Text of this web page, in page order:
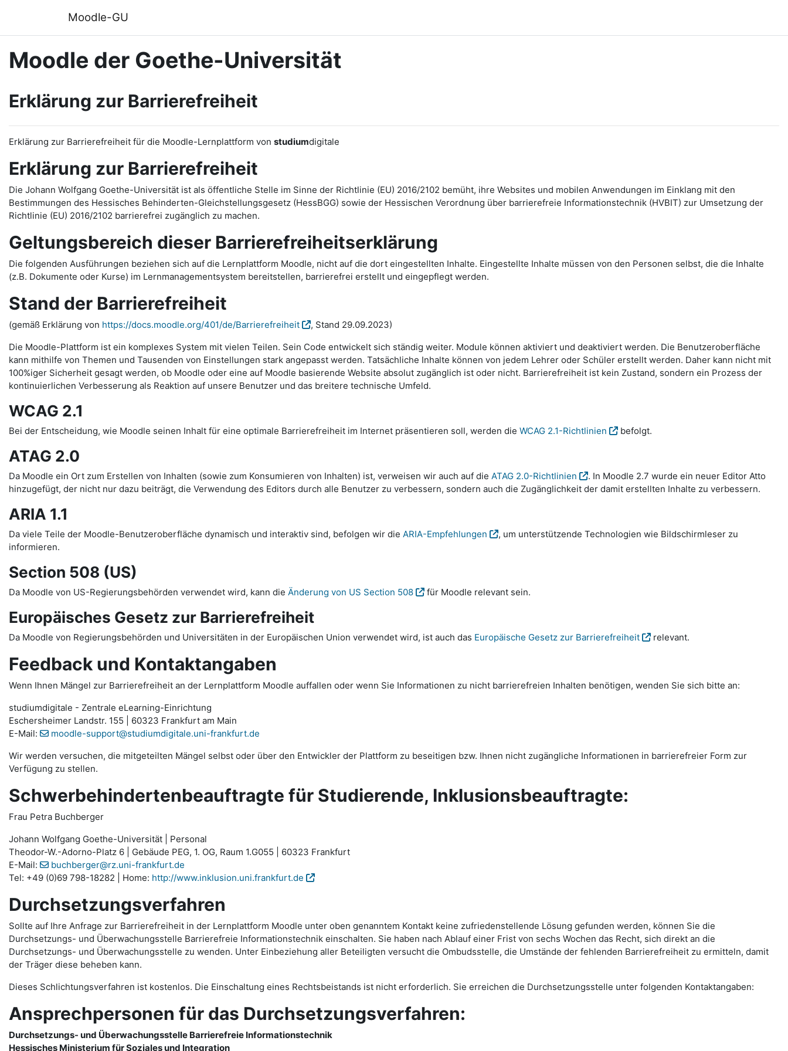
Moodle-GU
Moodle der Goethe-Universität
Erklärung zur Barrierefreiheit
Erklärung zur Barrierefreiheit für die Moodle-Lernplattform von studiumdigitale
Erklärung zur Barrierefreiheit
Die Johann Wolfgang Goethe-Universität ist als öffentliche Stelle im Sinne der Richtlinie (EU) 2016/2102 bemüht, ihre Websites und mobilen Anwendungen im Einklang mit den
Bestimmungen des Hessisches Behinderten-Gleichstellungsgesetz (HessBGG) sowie der Hessischen Verordnung über barrierefreie Informationstechnik (HVBIT) zur Umsetzung der
Richtlinie (EU) 2016/2102 barrierefrei zugänglich zu machen.
Geltungsbereich dieser Barrierefreiheitserklärung
Die folgenden Ausführungen beziehen sich auf die Lernplattform Moodle, nicht auf die dort eingestellten Inhalte. Eingestellte Inhalte müssen von den Personen selbst, die die Inhalte
(z.B. Dokumente oder Kurse) im Lernmanagementsystem bereitstellen, barrierefrei erstellt und eingepflegt werden.
Stand der Barrierefreiheit
(gemäß Erklärung von https://docs.moodle.org/401/de/Barrierefreiheit
, Stand 29.09.2023)
Die Moodle-Plattform ist ein komplexes System mit vielen Teilen. Sein Code entwickelt sich ständig weiter. Module können aktiviert und deaktiviert werden. Die Benutzeroberfläche
kann mithilfe von Themen und Tausenden von Einstellungen stark angepasst werden. Tatsächliche Inhalte können von jedem Lehrer oder Schüler erstellt werden. Daher kann nicht mit
100%iger Sicherheit gesagt werden, ob Moodle oder eine auf Moodle basierende Website absolut zugänglich ist oder nicht. Barrierefreiheit ist kein Zustand, sondern ein Prozess der
kontinuierlichen Verbesserung als Reaktion auf unsere Benutzer und das breitere technische Umfeld.
WCAG 2.1
Bei der Entscheidung, wie Moodle seinen Inhalt für eine optimale Barrierefreiheit im Internet präsentieren soll, werden die WCAG 2.1-Richtlinien befolgt.
ATAG 2.0
Da Moodle ein Ort zum Erstellen von Inhalten (sowie zum Konsumieren von Inhalten) ist, verweisen wir auch auf die ATAG 2.0-Richtlinien
. In Moodle 2.7 wurde ein neuer Editor Atto
hinzugefügt, der nicht nur dazu beiträgt, die Verwendung des Editors durch alle Benutzer zu verbessern, sondern auch die Zugänglichkeit der damit erstellten Inhalte zu verbessern.
ARIA 1.1
Da viele Teile der Moodle-Benutzeroberfläche dynamisch und interaktiv sind, befolgen wir die ARIA-Empfehlungen
, um unterstützende Technologien wie Bildschirmleser zu
informieren.
Section 508 (US)
Da Moodle von US-Regierungsbehörden verwendet wird, kann die Änderung von US Section 508 für Moodle relevant sein.
Europäisches Gesetz zur Barrierefreiheit
Da Moodle von Regierungsbehörden und Universitäten in der Europäischen Union verwendet wird, ist auch das Europäische Gesetz zur Barrierefreiheit relevant.
Feedback und Kontaktangaben
Wenn Ihnen Mängel zur Barrierefreiheit an der Lernplattform Moodle auffallen oder wenn Sie Informationen zu nicht barrierefreien Inhalten benötigen, wenden Sie sich bitte an:
studiumdigitale - Zentrale eLearning-Einrichtung
Eschersheimer Landstr. 155 | 60323 Frankfurt am Main
E-Mail:
moodle-support@studiumdigitale.uni-frankfurt.de
Wir werden versuchen, die mitgeteilten Mängel selbst oder über den Entwickler der Plattform zu beseitigen bzw. Ihnen nicht zugängliche Informationen in barrierefreier Form zur
Verfügung zu stellen.
Schwerbehindertenbeauftragte für Studierende, Inklusionsbeauftragte:
Frau Petra Buchberger
Johann Wolfgang Goethe-Universität | Personal
Theodor-W.-Adorno-Platz 6 | Gebäude PEG, 1. OG, Raum 1.G055 | 60323 Frankfurt
E-Mail:
buchberger@rz.uni-frankfurt.de
Tel: +49 (0)69 798-18282 | Home: http://www.inklusion.uni.frankfurt.de
Durchsetzungsverfahren
Sollte auf Ihre Anfrage zur Barrierefreiheit in der Lernplattform Moodle unter oben genanntem Kontakt keine zufriedenstellende Lösung gefunden werden, können Sie die
Durchsetzungs- und Überwachungsstelle Barrierefreie Informationstechnik einschalten. Sie haben nach Ablauf einer Frist von sechs Wochen das Recht, sich direkt an die
Durchsetzungs- und Überwachungsstelle zu wenden. Unter Einbeziehung aller Beteiligten versucht die Ombudsstelle, die Umstände der fehlenden Barrierefreiheit zu ermitteln, damit
der Träger diese beheben kann.
Dieses Schlichtungsverfahren ist kostenlos. Die Einschaltung eines Rechtsbeistands ist nicht erforderlich. Sie erreichen die Durchsetzungsstelle unter folgenden Kontaktangaben:
Ansprechpersonen für das Durchsetzungsverfahren:
Durchsetzungs- und Überwachungsstelle Barrierefreie Informationstechnik
Hessisches Ministerium für Soziales und Integration